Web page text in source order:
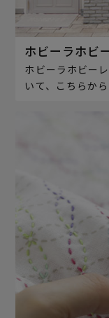
ホビーラホビ
ホビーラホビー
いて、こちらか